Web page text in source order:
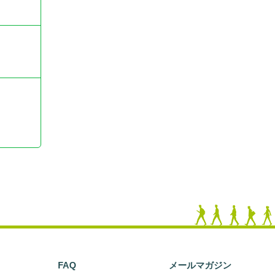
FAQ メールマガジン